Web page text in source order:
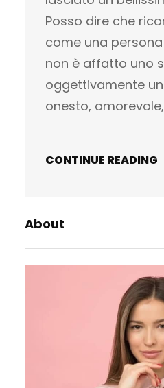
Posso dire che
come una
non è affatto uno
oggettivamente
onesto,
CONTINUE READING
About